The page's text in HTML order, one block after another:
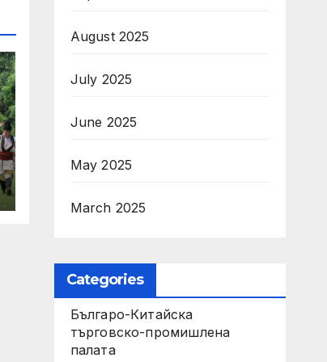
August 2025
July 2025
June 2025
May 2025
March 2025
Categories
Българо-Китайска
търговско-промишлена
палата